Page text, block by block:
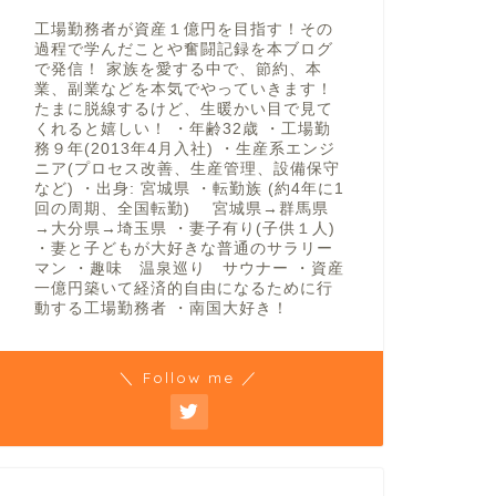
工場勤務者が資産１億円を目指す！その
過程で学んだことや奮闘記録を本ブログ
で発信！ 家族を愛する中で、節約、本
業、副業などを本気でやっていきます！
たまに脱線するけど、生暖かい目で見て
くれると嬉しい！ ・年齢32歳 ・工場勤
務９年(2013年4月入社) ・生産系エンジ
ニア(プロセス改善、生産管理、設備保守
など) ・出身: 宮城県 ・転勤族 (約4年に1
回の周期、全国転勤) 宮城県→群馬県
→大分県→埼玉県 ・妻子有り(子供１人)
・妻と子どもが大好きな普通のサラリー
マン ・趣味 温泉巡り サウナー ・資産
一億円築いて経済的自由になるために行
動する工場勤務者 ・南国大好き！
＼ Follow me ／